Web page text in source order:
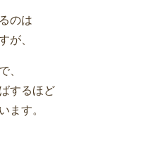
のは
が、
、
するほど
ます。